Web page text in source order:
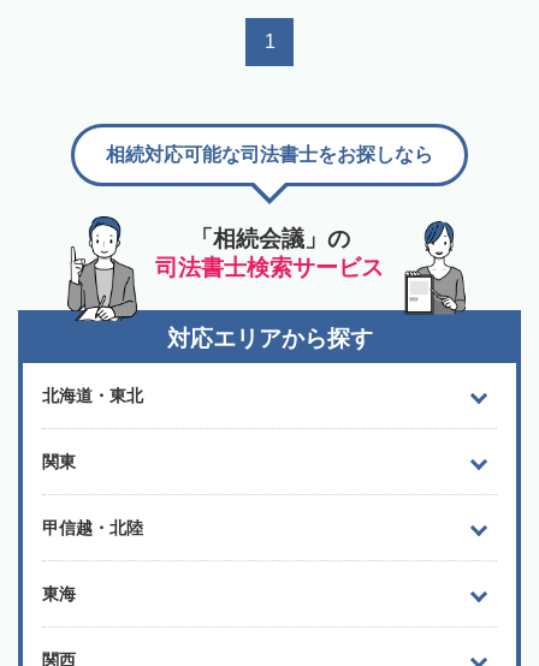
1
「相続会議」の
司法書士検索サービス
相続対応可能な司法書士をお探しなら
対応エリアから探す
北海道・東北
関東
甲信越・北陸
東海
関西